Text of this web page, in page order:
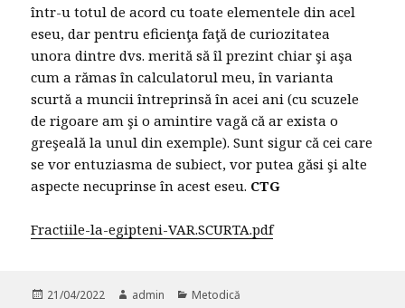
într-u totul de acord cu toate elementele din acel
eseu, dar pentru eficienţa faţă de curiozitatea
unora dintre dvs. merită să îl prezint chiar şi aşa
cum a rămas în calculatorul meu, în varianta
scurtă a muncii întreprinsă în acei ani (cu scuzele
de rigoare am şi o amintire vagă că ar exista o
greşeală la unul din exemple). Sunt sigur că cei care
se vor entuziasma de subiect, vor putea găsi şi alte
aspecte necuprinse în acest eseu. CTG
Fractiile-la-egipteni-VAR.SCURTA.pdf
Posted
21/04/2022 Author
admin Categories
Metodică